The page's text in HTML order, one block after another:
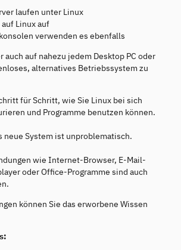
laufen unter Linux
Linux auf
verwenden es ebenfalls
auch auf nahezu jedem Desktop PC oder
alternatives Betriebssystem zu
für Schritt, wie Sie Linux bei sich
und Programme benutzen können.
neue System ist unproblematisch.
wie Internet-Browser, E-Mail-
oder Office-Programme sind auch
können Sie das erworbene Wissen